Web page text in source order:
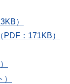
）
：171KB）